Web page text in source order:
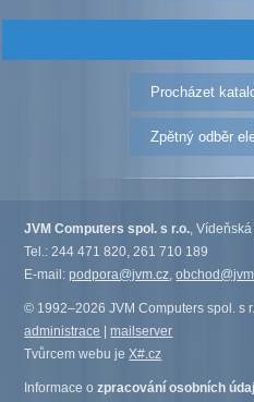
Procházet
Zpětný odběr
JVM Computers spol. s r.o.,
Tel.: 244 471 820, 261 710 189
E-mail:podpora@jvm.cz,
© 1992–2026 JVM Computers spol. s
administrace |mailserver
Tvůrcem webu jeX#.cz
Informace ozpracování osobních